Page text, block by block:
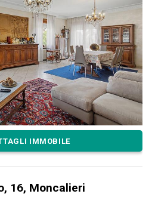
IMMOBILE
16, Moncalieri